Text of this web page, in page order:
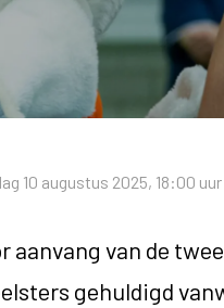
10 augustus 2025, 18:00 uur
aanvang van de
gehuldigd